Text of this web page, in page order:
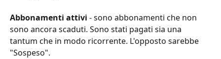
Abbonamenti attivi - sono abbonamenti che non
sono ancora scaduti. Sono stati pagati sia una
tantum che in modo ricorrente. L'opposto sarebbe
"Sospeso".